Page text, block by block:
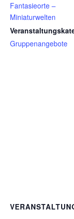
Fantasieorte –
Miniaturwelten
Gruppenangebote